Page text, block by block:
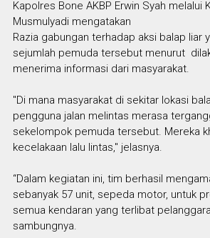
Kapolres Bone AKBP Erwin Syah melalui
Musmulyadi mengatakan
Razia gabungan terhadap aksi balap liar
sejumlah pemuda tersebut menurut
menerima informasi dari masyarakat.
"Di mana masyarakat di sekitar lokasi
pengguna jalan melintas merasa
sekelompok pemuda tersebut. Mereka
kecelakaan lalu lintas," jelasnya.
“Dalam kegiatan ini, tim berhasil
sebanyak 57 unit, sepeda motor, untuk
semua kendaran yang terlibat
sambungnya.